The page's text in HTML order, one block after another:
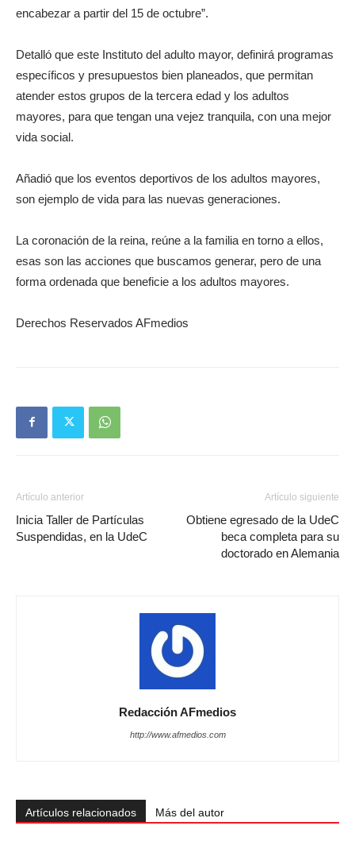
encabezar a partir del 15 de octubre”.
Detalló que este Instituto del adulto mayor, definirá programas
específicos y presupuestos bien planeados, que permitan
atender estos grupos de la tercera edad y los adultos
mayores, para que tengan una vejez tranquila, con una mejor
vida social.
Añadió que los eventos deportivos de los adultos mayores,
son ejemplo de vida para las nuevas generaciones.
La coronación de la reina, reúne a la familia en torno a ellos,
esas son las acciones que buscamos generar, pero de una
forma ordenada que beneficie a los adultos mayores.
Derechos Reservados AFmedios
Artículo anterior
Inicia Taller de Partículas
Suspendidas, en la UdeC
Artículo siguiente
Obtiene egresado de la UdeC
beca completa para su
doctorado en Alemania
Redacción AFmedios
http://www.afmedios.com
Artículos relacionados Más del autor